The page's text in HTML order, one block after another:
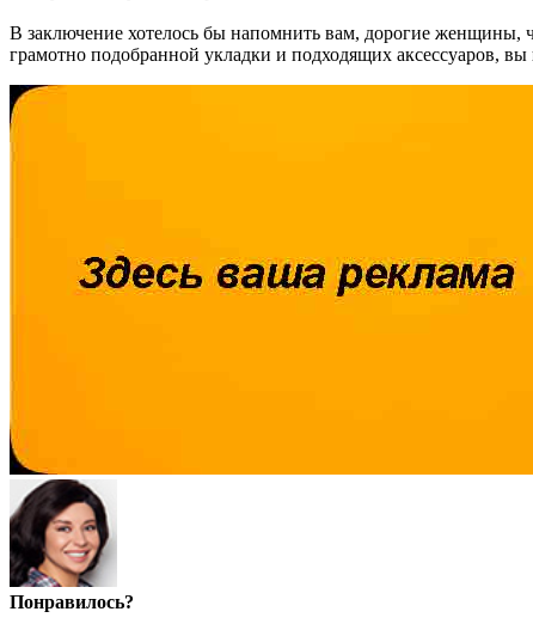
В заключение хотелось бы напомнить вам, дорогие женщины,
грамотно подобранной укладки и подходящих аксессуаров, вы
Понравилось?